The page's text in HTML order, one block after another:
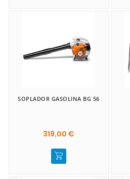
SOPLADOR GASOLINA BG 56
319,00 €